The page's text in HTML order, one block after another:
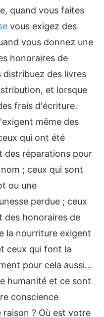
quand vous faites
vous exigez des
vous donnez une
honoraires de
des livres
et lorsque
frais d'écriture.
même des
qui ont été
des réparations pour
; ceux qui sont
ou une
perdue ; ceux
des honoraires de
la nourriture exigent
ceux qui font la
pour cela aussi…
humanité et ce sont
conscience
? Où est votre